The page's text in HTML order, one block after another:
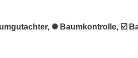
✺ Baumkontrolle, ☑️